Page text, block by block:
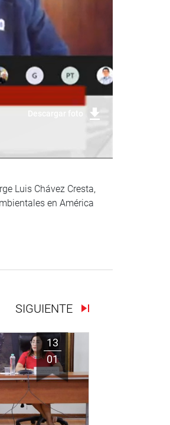
Descargar foto
Luis Chávez Cresta,
en América
SIGUIENTE
13
01